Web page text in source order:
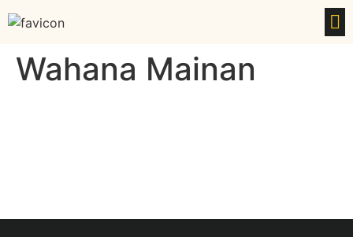
Wahana Mainan